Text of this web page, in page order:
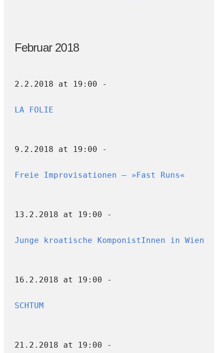
Februar 2018
2.2.2018 at 19:00 -
LA FOLIE
9.2.2018 at 19:00 -
Freie Improvisationen – »Fast Runs«
13.2.2018 at 19:00 -
Junge kroatische KomponistInnen in Wien
16.2.2018 at 19:00 -
SCHTUM
21.2.2018 at 19:00 -